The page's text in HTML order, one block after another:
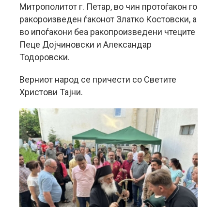
Митрополитот г. Петар, во чин протоѓакон го
ракороизведен ѓаконот Златко Костовски, а
во ипоѓакони беа ракопроизведени чтеците
Пеце Дојчиновски и Александар
Тодоровски.
Верниот народ се причести со Светите
Христови Тајни.